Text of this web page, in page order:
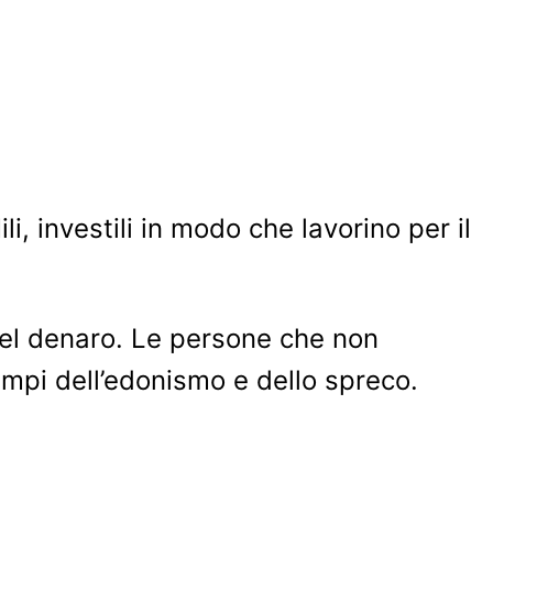
investili in modo che lavorino per il
denaro. Le persone che non
dell’edonismo e dello spreco.